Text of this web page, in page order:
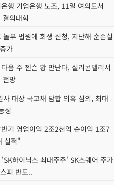
행 기업은행 노조, 11일 여의도서
의대회
놀부 법원에 회생 신청, 지난해 순손실
가
음 주 젠슨 황 만난다, 실리콘밸리서
전망
사 대상 국고채 담합 의혹 심의, 최대
성
기 영업이익 2조2천억 순이익 1조7
실적"
하이닉스 최대주주' SK스퀘어 주가
피 반도..